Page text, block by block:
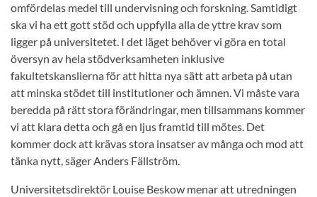
omfördelas medel till undervisning och forskning. Samtidigt
ska vi ha ett gott stöd och uppfylla alla de yttre krav som
ligger på universitetet. I det läget behöver vi göra en total
översyn av hela stödverksamheten inklusive
fakultetskanslierna för att hitta nya sätt att arbeta på utan
att minska stödet till institutioner och ämnen. Vi måste vara
beredda på rätt stora förändringar, men tillsammans kommer
vi att klara detta och gå en ljus framtid till mötes. Det
kommer dock att krävas stora insatser av många och mod att
tänka nytt, säger Anders Fällström.
Universitetsdirektör Louise Beskow menar att utredningen